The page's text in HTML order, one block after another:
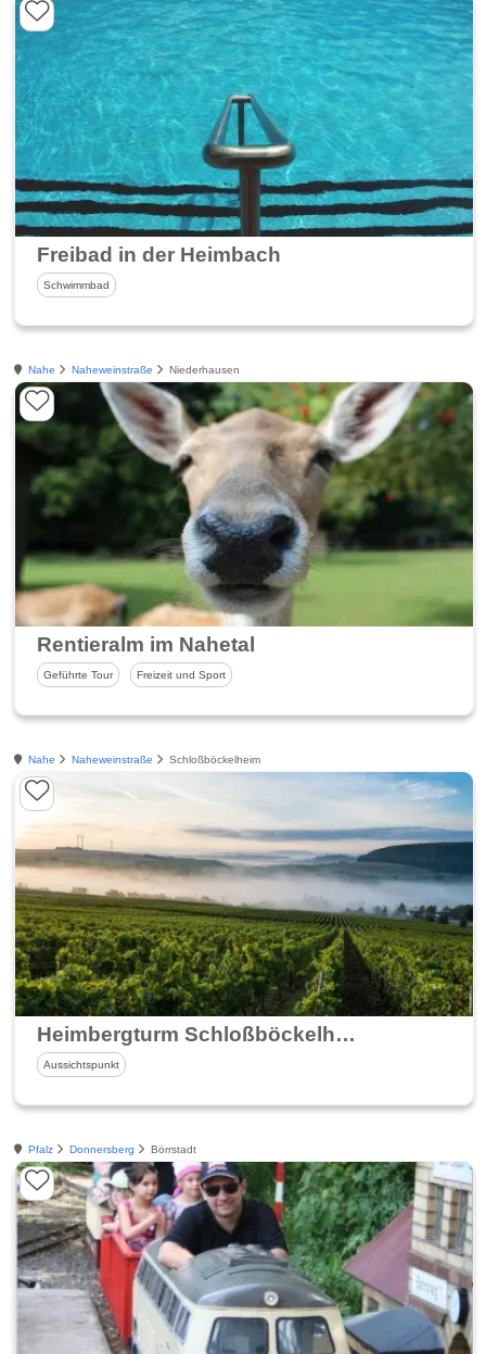
Freibad in der Heimbach
Schwimmbad
Nahe Naheweinstraße Niederhausen
Rentieralm im Nahetal
Geführte Tour Freizeit und Sport
Nahe Naheweinstraße Schloßböckelheim
Heimbergturm Schloßböckelheim
Aussichtspunkt
Pfalz Donnersberg Börrstadt